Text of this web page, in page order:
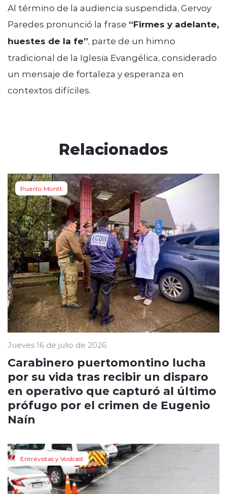
Al término de la audiencia suspendida, Gervoy
Paredes pronunció la frase “Firmes y adelante,
huestes de la fe”, parte de un himno
tradicional de la Iglesia Evangélica, considerado
un mensaje de fortaleza y esperanza en
contextos difíciles.
Relacionados
Puerto Montt
Jueves 16 de julio de 2026
Carabinero puertomontino lucha
por su vida tras recibir un disparo
en operativo que capturó al último
prófugo por el crimen de Eugenio
Naín
Entrevistas y Vodcast